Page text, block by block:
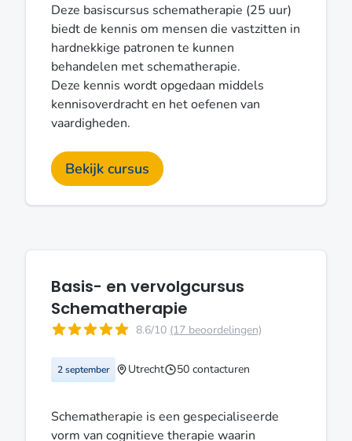
Deze basiscursus schematherapie (25 uur)
biedt de kennis om mensen die vastzitten in
hardnekkige patronen te kunnen
behandelen met schematherapie.
Deze kennis wordt opgedaan middels
kennisoverdracht en het oefenen van
vaardigheden.
Bekijk cursus
Basis- en vervolgcursus
Schematherapie
8.6/10 (17 beoordelingen)
2 september Utrecht 50 contacturen
Schematherapie is een gespecialiseerde
vorm van cognitieve therapie waarin